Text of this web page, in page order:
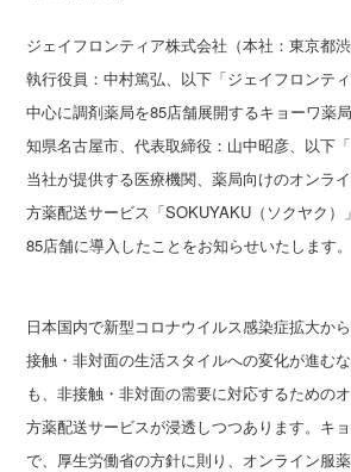
ジェイフロンティア株式会社（本社：東京都
執行役員：中村篤弘、以下「ジェイフロンテ
中心に調剤薬局を85店舗展開するキョーワ薬
知県名古屋市、代表取締役：山中昭彦、以下「
当社が提供する医療機関、薬局向けのオンラ
方薬配送サービス「SOKUYAKU（ソクヤク
85店舗に導入したことをお知らせいたします。
日本国内で新型コロナウイルス感染症拡大か
接触・非対面の生活スタイルへの変化が進む
も、非接触・非対面の需要に対応するための
方薬配送サービスが浸透しつつあります。キ
で、厚生労働省の方針に則り、オンライン服